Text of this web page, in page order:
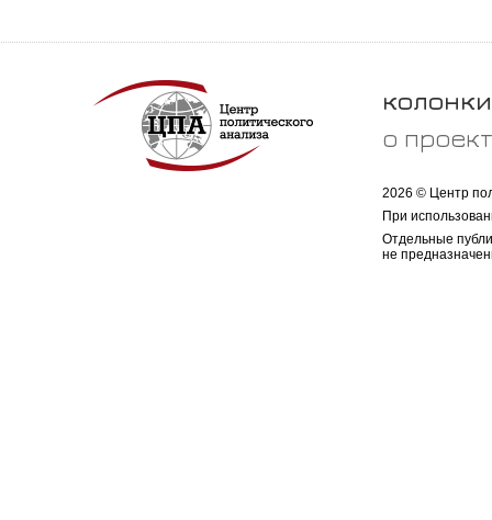
колонки
о
2026 © Центр
При
Отдельные
не